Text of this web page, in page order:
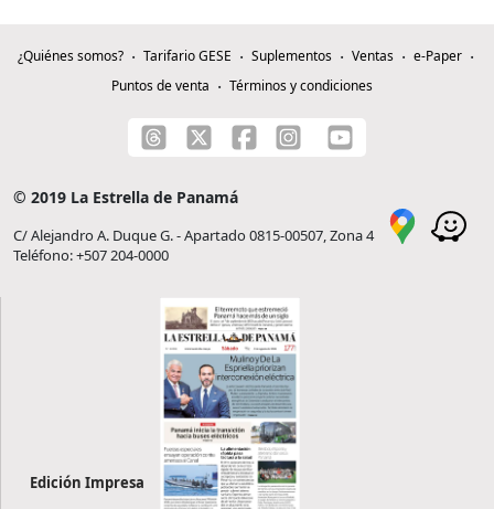
¿Quiénes somos? Tarifario GESE Suplementos Ventas
e-Paper
Puntos de venta
Términos y condiciones
© 2019 La Estrella de Panamá
C/ Alejandro A. Duque G. - Apartado 0815-00507, Zona 4
Teléfono: +507 204-0000
Edición Impresa